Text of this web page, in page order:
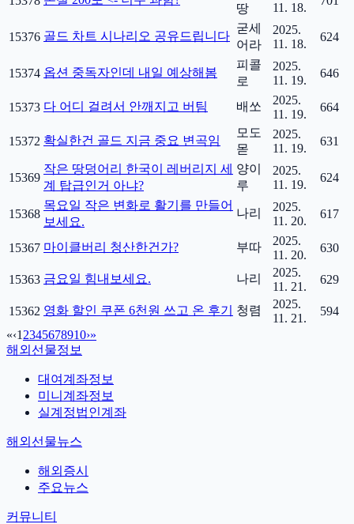
땅
11. 18.
15376 골드 차트 시나리오 공유드립니다
굳세
어라
2025.
11. 18.
624
15374 옵션 중독자인데 내일 예상해봄
피콜
로
2025.
11. 19.
646
15373 다 어디 걸려서 안깨지고 버팀 배쏘
2025.
11. 19.
664
15372 확실한건 골드 지금 중요 변곡임
모도
몯
2025.
11. 19.
631
15369
작은 땅덩어리 한국이 레버리지 세
계 탑급인거 아냐?
양이
루
2025.
11. 19.
624
15368
목요일 작은 변화로 활기를 만들어
보세요.
나리
2025.
11. 20.
617
15367 마이클버리 청산한건가? 부따
2025.
11. 20.
630
15363 금요일 힘내보세요. 나리
2025.
11. 21.
629
15362 영화 할인 쿠폰 6천원 쓰고 온 후기 청렴
2025.
11. 21.
594
«‹1 2345678910›»
해외선물정보
대여계좌정보
미니계좌정보
실계정법인계좌
해외선물뉴스
해외증시
주요뉴스
커뮤니티